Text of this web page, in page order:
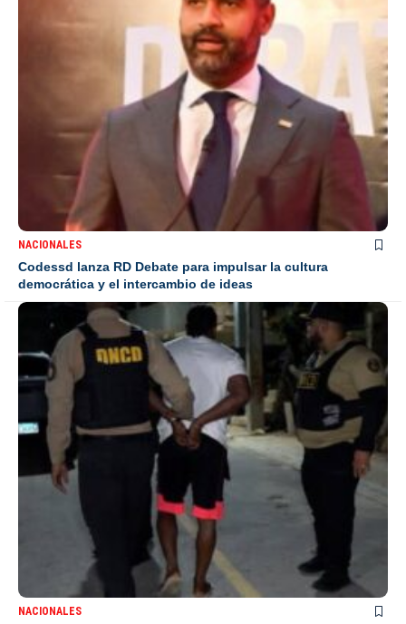
NACIONALES
Codessd lanza RD Debate para impulsar la cultura
democrática y el intercambio de ideas
NACIONALES